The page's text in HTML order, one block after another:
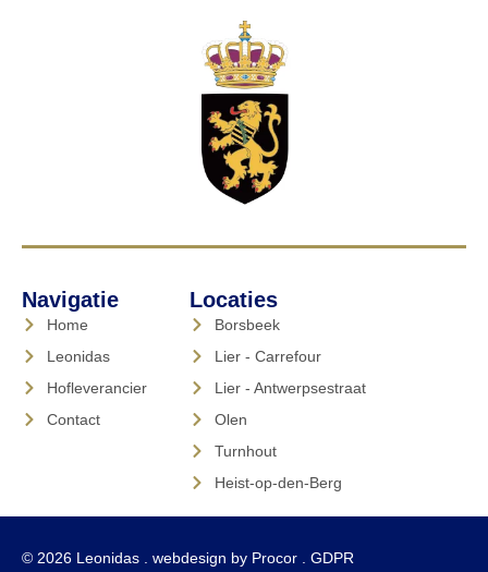
Navigatie
Home
Leonidas
Hofleverancier
Contact
Locaties
Borsbeek
Lier - Carrefour
Lier - Antwerpsestraat
Olen
Turnhout
Heist-op-den-Berg
© 2026 Leonidas . webdesign by Procor GDPR